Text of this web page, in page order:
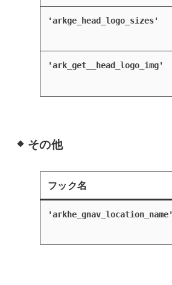
'arkge_head_logo_sizes'
'ark_get__head_logo_img'
その他
フック名
'arkhe_gnav_location_name'